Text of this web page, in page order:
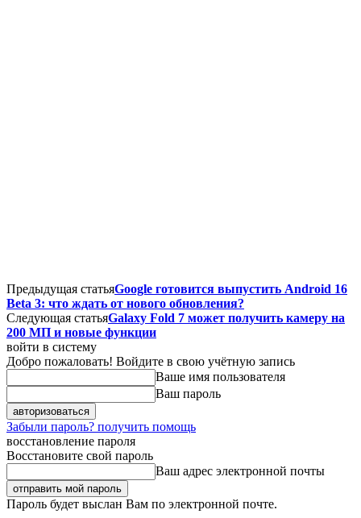
Предыдущая статьяGoogle готовится выпустить Android 16
Beta 3: что ждать от нового обновления?
Следующая статьяGalaxy Fold 7 может получить камеру на
200 МП и новые функции
войти в систему
Добро пожаловать! Войдите в свою учётную запись
Ваше имя пользователя
Ваш пароль
Забыли пароль? получить помощь
восстановление пароля
Восстановите свой пароль
Ваш адрес электронной почты
Пароль будет выслан Вам по электронной почте.